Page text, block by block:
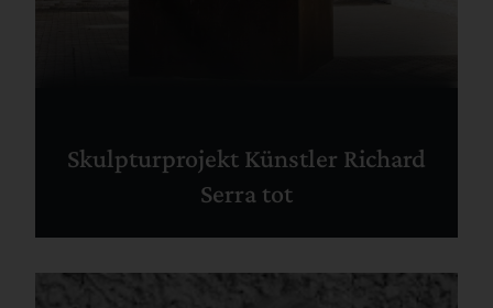
Skulpturprojekt Künstler Richard
Serra tot